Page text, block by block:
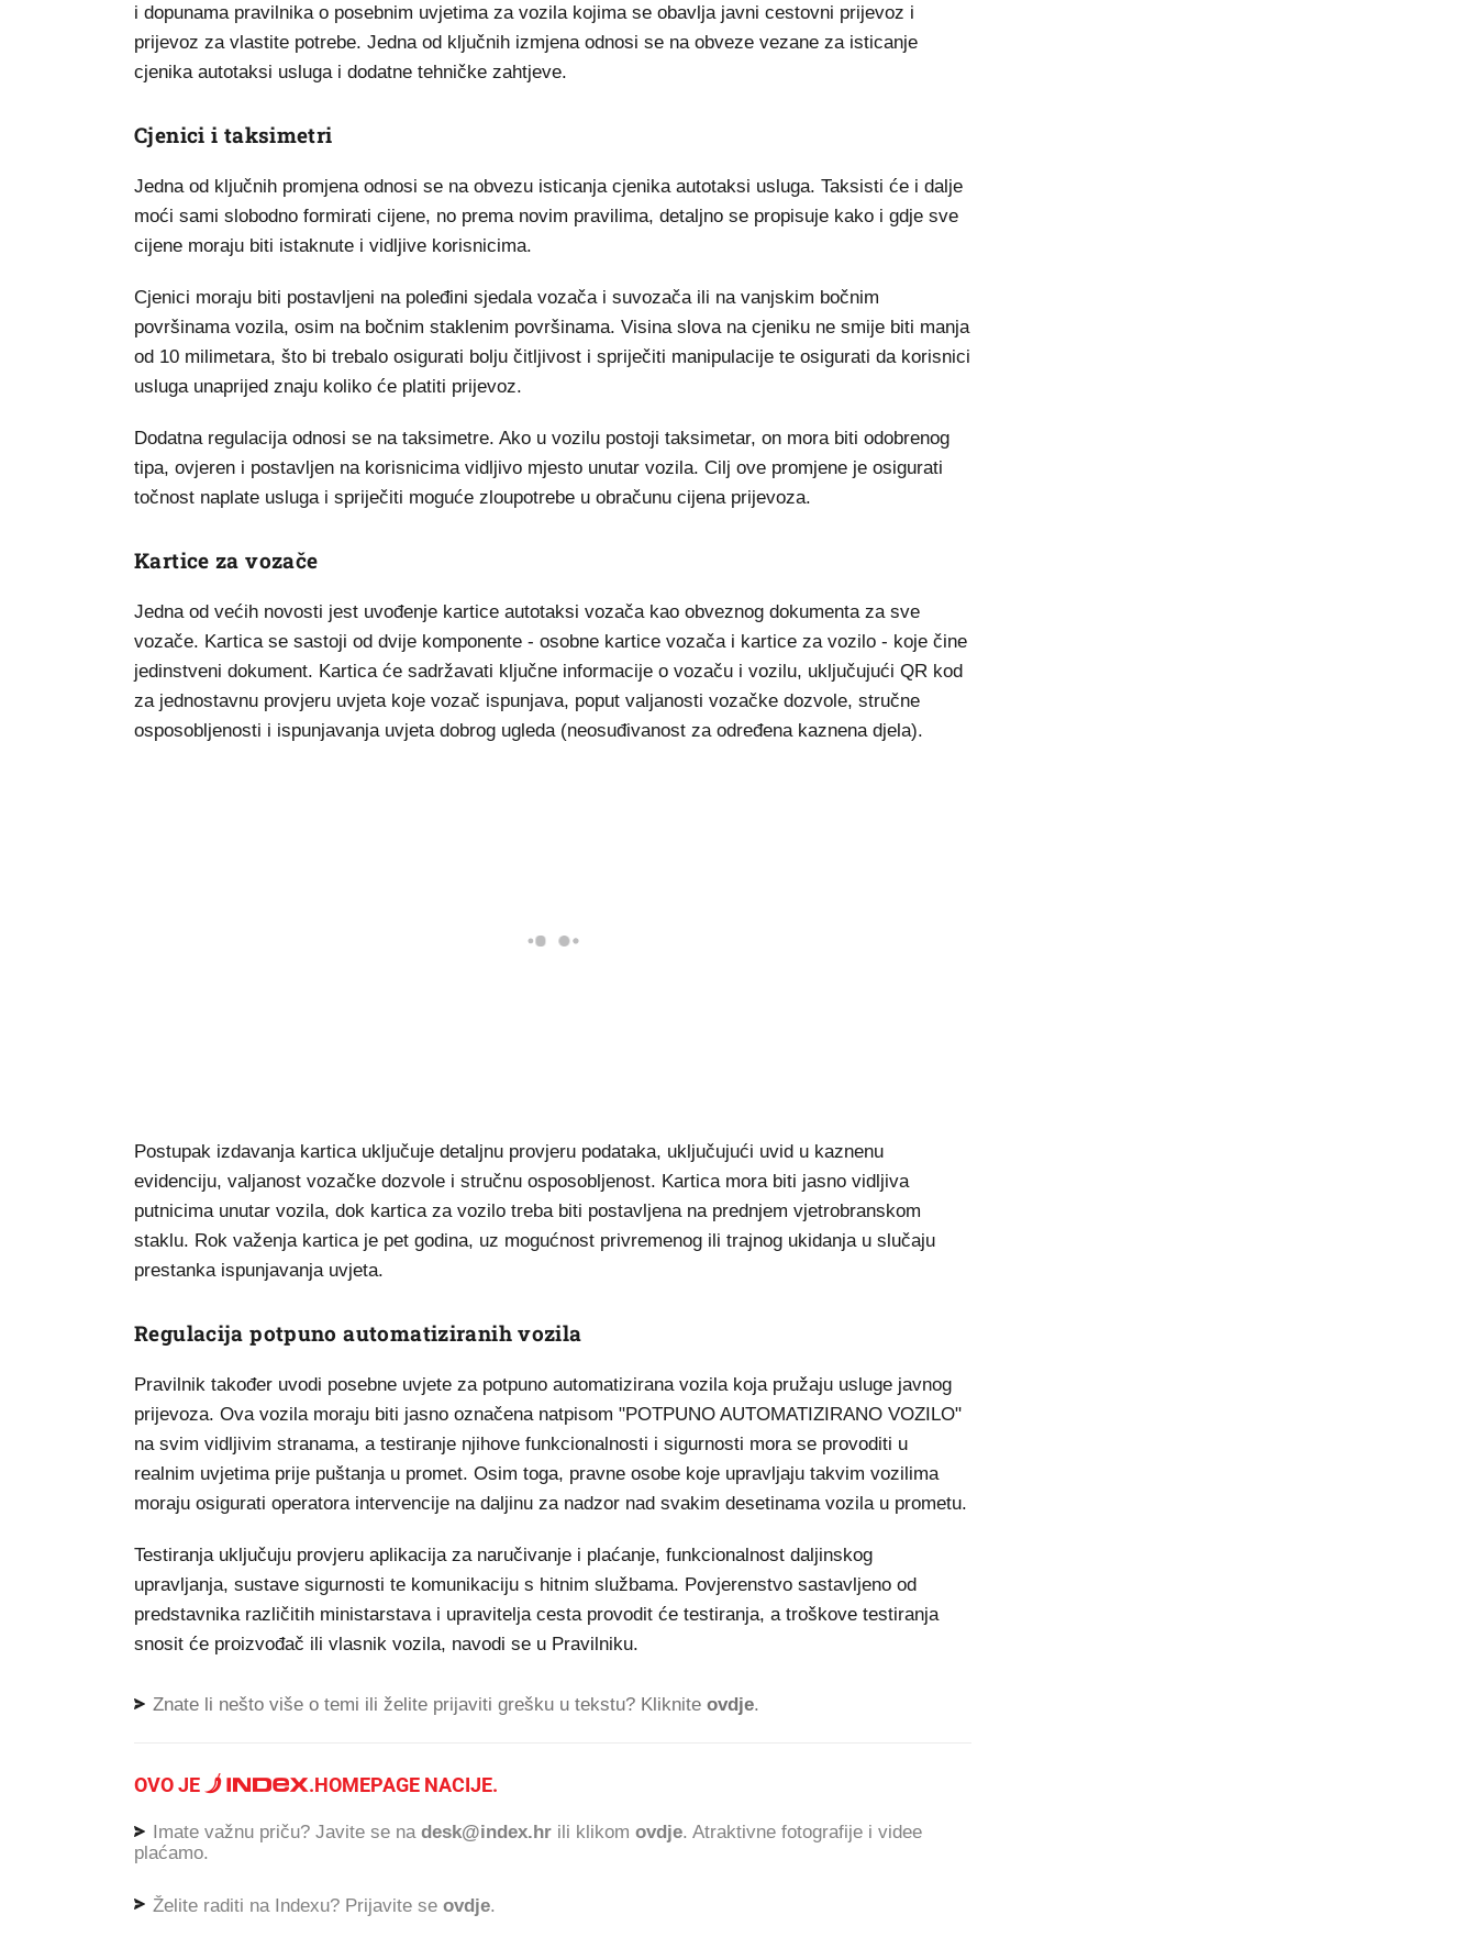
i dopunama pravilnika o posebnim uvjetima za vozila kojima se obavlja javni cestovni prijevoz i
prijevoz za vlastite potrebe. Jedna od ključnih izmjena odnosi se na obveze vezane za isticanje
cjenika autotaksi usluga i dodatne tehničke zahtjeve.
Cjenici i taksimetri
Jedna od ključnih promjena odnosi se na obvezu isticanja cjenika autotaksi usluga. Taksisti će i dalje
moći sami slobodno formirati cijene, no prema novim pravilima, detaljno se propisuje kako i gdje sve
cijene moraju biti istaknute i vidljive korisnicima.
Cjenici moraju biti postavljeni na poleđini sjedala vozača i suvozača ili na vanjskim bočnim
površinama vozila, osim na bočnim staklenim površinama. Visina slova na cjeniku ne smije biti manja
od 10 milimetara, što bi trebalo osigurati bolju čitljivost i spriječiti manipulacije te osigurati da korisnici
usluga unaprijed znaju koliko će platiti prijevoz.
Dodatna regulacija odnosi se na taksimetre. Ako u vozilu postoji taksimetar, on mora biti odobrenog
tipa, ovjeren i postavljen na korisnicima vidljivo mjesto unutar vozila. Cilj ove promjene je osigurati
točnost naplate usluga i spriječiti moguće zloupotrebe u obračunu cijena prijevoza.
Kartice za vozače
Jedna od većih novosti jest uvođenje kartice autotaksi vozača kao obveznog dokumenta za sve
vozače. Kartica se sastoji od dvije komponente - osobne kartice vozača i kartice za vozilo - koje čine
jedinstveni dokument. Kartica će sadržavati ključne informacije o vozaču i vozilu, uključujući QR kod
za jednostavnu provjeru uvjeta koje vozač ispunjava, poput valjanosti vozačke dozvole, stručne
osposobljenosti i ispunjavanja uvjeta dobrog ugleda (neosuđivanost za određena kaznena djela).
Postupak izdavanja kartica uključuje detaljnu provjeru podataka, uključujući uvid u kaznenu
evidenciju, valjanost vozačke dozvole i stručnu osposobljenost. Kartica mora biti jasno vidljiva
putnicima unutar vozila, dok kartica za vozilo treba biti postavljena na prednjem vjetrobranskom
staklu. Rok važenja kartica je pet godina, uz mogućnost privremenog ili trajnog ukidanja u slučaju
prestanka ispunjavanja uvjeta.
Regulacija potpuno automatiziranih vozila
Pravilnik također uvodi posebne uvjete za potpuno automatizirana vozila koja pružaju usluge javnog
prijevoza. Ova vozila moraju biti jasno označena natpisom "POTPUNO AUTOMATIZIRANO VOZILO"
na svim vidljivim stranama, a testiranje njihove funkcionalnosti i sigurnosti mora se provoditi u
realnim uvjetima prije puštanja u promet. Osim toga, pravne osobe koje upravljaju takvim vozilima
moraju osigurati operatora intervencije na daljinu za nadzor nad svakim desetinama vozila u prometu.
Testiranja uključuju provjeru aplikacija za naručivanje i plaćanje, funkcionalnost daljinskog
upravljanja, sustave sigurnosti te komunikaciju s hitnim službama. Povjerenstvo sastavljeno od
predstavnika različitih ministarstava i upravitelja cesta provodit će testiranja, a troškove testiranja
snosit će proizvođač ili vlasnik vozila, navodi se u Pravilniku.
Znate li nešto više o temi ili želite prijaviti grešku u tekstu? Kliknite ovdje.
OVO JE .HOMEPAGE NACIJE.
Imate važnu priču? Javite se na desk@index.hr ili klikom ovdje. Atraktivne fotografije i videe
plaćamo.
Želite raditi na Indexu? Prijavite se ovdje.